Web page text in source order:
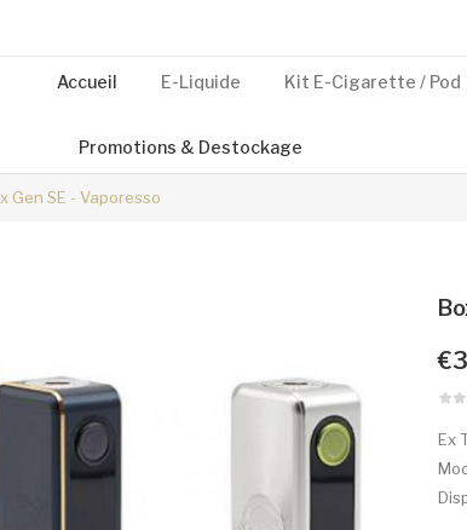
Accueil E-Liquide Kit E-Cigarette / Pod
Promotions & Destockage
Gen SE - Vaporesso
Ex